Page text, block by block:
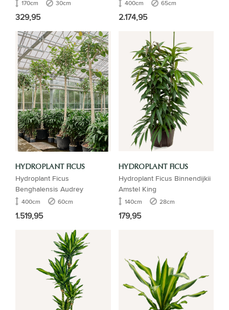
170cm 30cm
329,95
400cm 65cm
2.174,95
HYDROPLANT FICUS
Hydroplant Ficus
Benghalensis Audrey
400cm 60cm
1.519,95
HYDROPLANT FICUS
Hydroplant Ficus Binnendijkii
Amstel King
140cm 28cm
179,95